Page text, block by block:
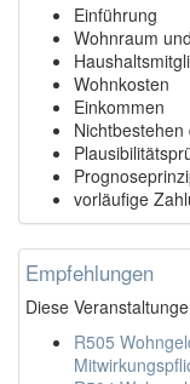
Einführung
Wohnraum
Wohnkosten
Einkommen
vorläufige
Empfehlungen
Diese
R505